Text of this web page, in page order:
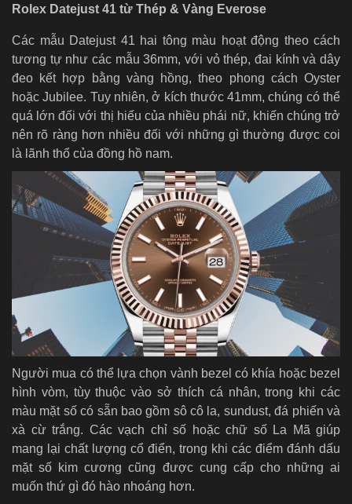
Rolex Datejust 41 từ Thép & Vàng Everose
Các mẫu Datejust 41 hai tông màu hoạt động theo cách
tương tự như các mẫu 36mm, với vỏ thép, đai kính và dây
đeo kết hợp bằng vàng hồng, theo phong cách Oyster
hoặc Jubilee. Tuy nhiên, ở kích thước 41mm, chúng có thể
quá lớn đối với thị hiếu của nhiều phái nữ, khiến chúng trở
nên rõ ràng hơn nhiều đối với những gì thường được coi
là lãnh thổ của đồng hồ nam.
Người mua có thể lựa chọn vành bezel có khía hoặc bezel
hình vòm, tùy thuộc vào sở thích cá nhân, trong khi các
màu mặt số có sẵn bao gồm sô cô la, sundust, đá phiến và
xà cừ trắng. Các vạch chỉ số hoặc chữ số La Mã giúp
mang lại chất lượng cổ điển, trong khi các điểm đánh dấu
mặt số kim cương cũng được cung cấp cho những ai
muốn thứ gì đó hào nhoáng hơn.